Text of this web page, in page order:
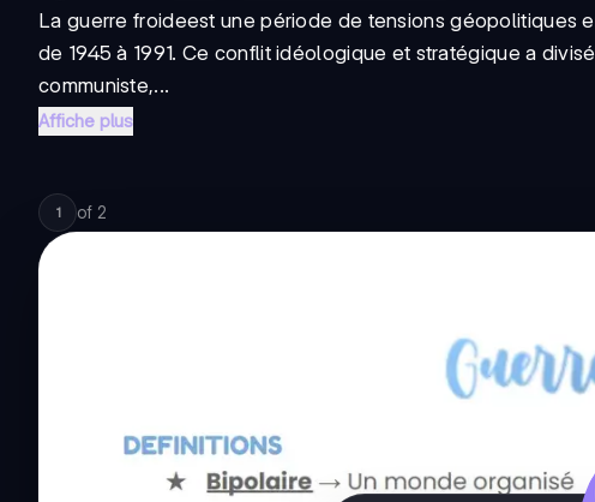
La guerre froideest une période de tensions géopolitiques
de 1945 à 1991. Ce conflit idéologique et stratégique a
communiste,...
Affiche plus
1 of 2